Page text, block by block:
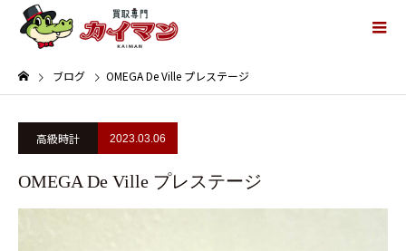
ブログ OMEGA De Ville プレステージ
高級時計 2023.03.06
OMEGA De Ville プレステージ